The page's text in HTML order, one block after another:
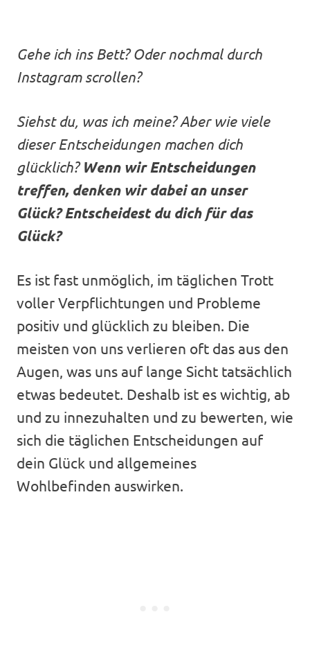
Gehe ich ins Bett? Oder nochmal durch
Instagram scrollen?
Siehst du, was ich meine? Aber wie viele
dieser Entscheidungen machen dich
glücklich?Wenn wir Entscheidungen
treffen, denken wir dabei an unser
Glück? Entscheidest du dich für das
Glück?
Es ist fast unmöglich, im täglichen Trott
voller Verpflichtungen und Probleme
positiv und glücklich zu bleiben. Die
meisten von uns verlieren oft das aus den
Augen, was uns auf lange Sicht tatsächlich
etwas bedeutet. Deshalb ist es wichtig, ab
und zu innezuhalten und zu bewerten, wie
sich die täglichen Entscheidungen auf
dein Glück und allgemeines
Wohlbefinden auswirken.